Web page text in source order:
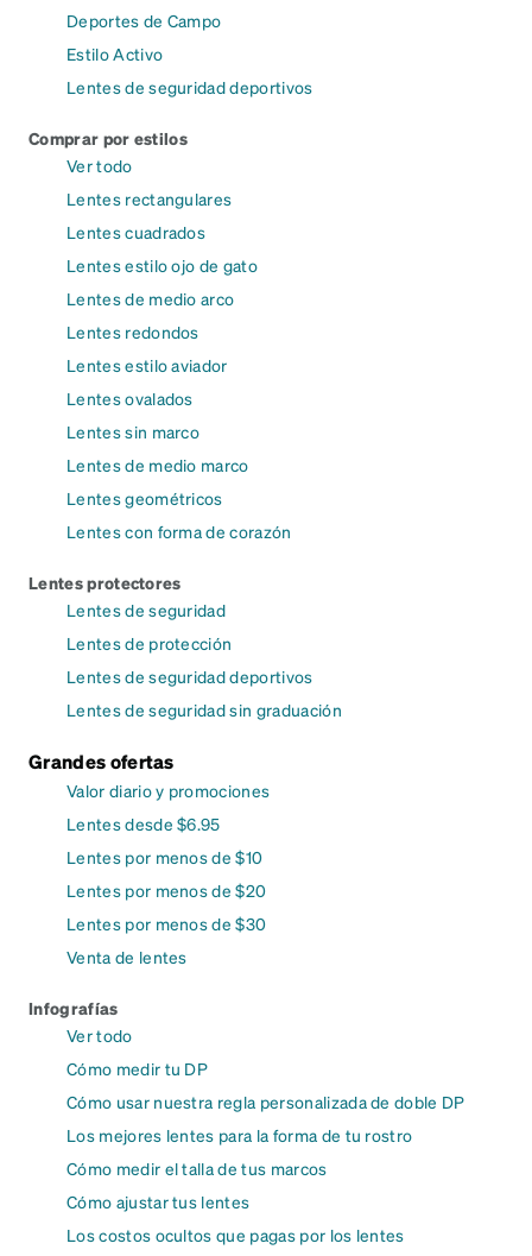
Deportes de Campo
Estilo Activo
Lentes de seguridad deportivos
Comprar por estilos
Ver todo
Lentes rectangulares
Lentes cuadrados
Lentes estilo ojo de gato
Lentes de medio arco
Lentes redondos
Lentes estilo aviador
Lentes ovalados
Lentes sin marco
Lentes de medio marco
Lentes geométricos
Lentes con forma de corazón
Lentes protectores
Lentes de seguridad
Lentes de protección
Lentes de seguridad deportivos
Lentes de seguridad sin graduación
Grandes ofertas
Valor diario y promociones
Lentes desde $6.95
Lentes por menos de $10
Lentes por menos de $20
Lentes por menos de $30
Venta de lentes
Infografías
Ver todo
Cómo medir tu DP
Cómo usar nuestra regla personalizada de doble DP
Los mejores lentes para la forma de tu rostro
Cómo medir el talla de tus marcos
Cómo ajustar tus lentes
Los costos ocultos que pagas por los lentes